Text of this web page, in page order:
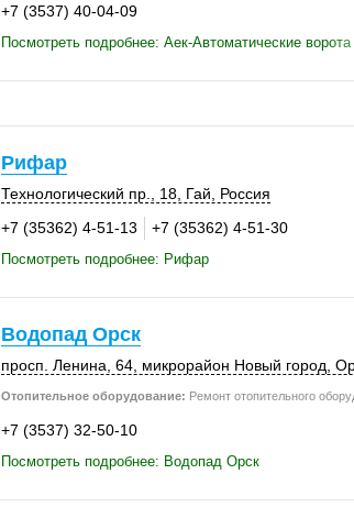
+7 (3537) 40-04-09
Посмотреть подробнее: Аек-Автоматические ворота
Рифар
Технологический пр., 18, Гай
Россия
+7 (35362) 4-51-13
+7 (35362) 4-51-30
Посмотреть подробнее: Рифар
Водопад Орск
просп. Ленина, 64, микрорайон Новый город,
Отопительное оборудование: Ремонт отопительного
+7 (3537) 32-50-10
Посмотреть подробнее: Водопад Орск